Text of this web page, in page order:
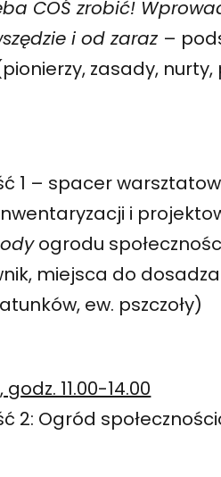
COŚ zrobić!
i od zaraz –
zasady, nurty,
1 – spacer
i
ogrodu
miejsca do
ew. pszczoły)
11.00-14.00
2: Ogród